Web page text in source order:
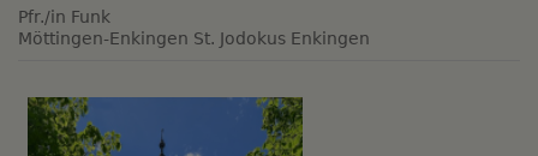
Pfr./in Funk
Möttingen-Enkingen St. Jodokus Enkingen